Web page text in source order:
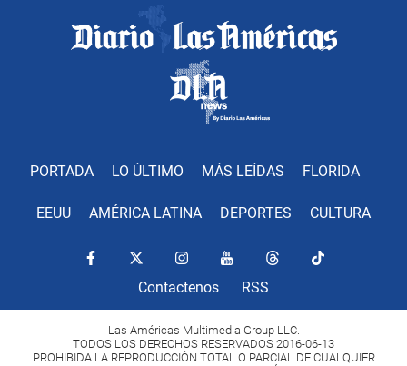
PORTADA LO ÚLTIMO MÁS LEÍDAS FLORIDA
EEUU AMÉRICA LATINA DEPORTES CULTURA
Contactenos RSS
Las Américas Multimedia Group LLC.
TODOS LOS DERECHOS RESERVADOS 2016-06-13
PROHIBIDA LA REPRODUCCIÓN TOTAL O PARCIAL DE CUALQUIER